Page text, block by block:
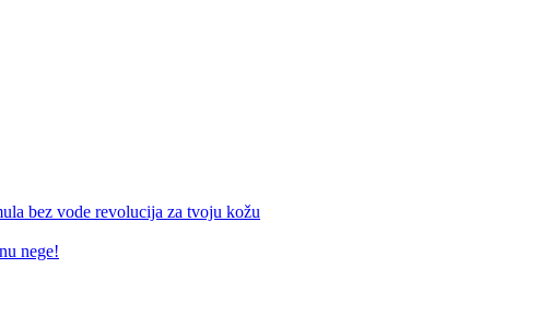
bez vode revolucija za tvoju kožu
nege!